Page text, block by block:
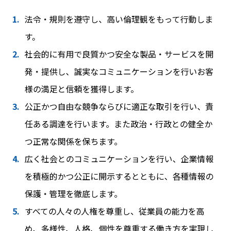
法令・規則を遵守し、高い倫理観をもって行動しま
す。
社会的に有用で良質かつ安全な製品・サービスを開
発・提供し、誠実なコミュニケーションを行いお客
様の満足と信頼を獲得します。
公正かつ自由な競争ならびに適正な取引を行い、責
任ある調達を行います。また政治・行政との健全か
つ正常な関係を保ちます。
広く社会とのコミュニケーションを行い、企業情報
を積極的かつ公正に開示するとともに、各種情報の
保護・管理を徹底します。
すべての人々の人権を尊重し、従業員の能力を高
め、多様性、人格、個性を尊重する働き方を実現し